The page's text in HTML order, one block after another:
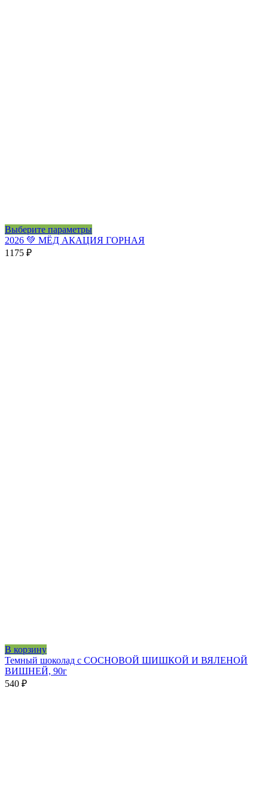
Выберите параметрыЭтот
товар
2026 💚 МЁД АКАЦИЯ ГОРНАЯ
1175 ₽
В корзину
Темный шоколад с СОСНОВОЙ ШИШКОЙ И ВЯЛЕНОЙ
ВИШНЕЙ, 90г
540 ₽